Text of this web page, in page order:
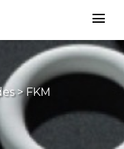
menu
> FKM